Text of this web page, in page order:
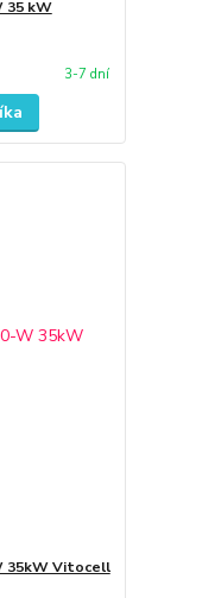
35 kW
3-7 dní
35kW Vitocell